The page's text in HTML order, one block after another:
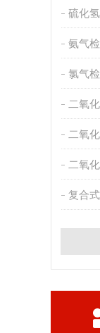
硫化
氨气
氯气
二氧
二氧
二氧
复合